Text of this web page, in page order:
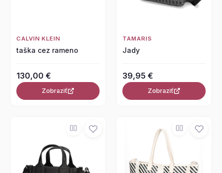
CALVIN KLEIN
taška cez rameno
130,00 €
Zobraziť
TAMARIS
Jady
39,95 €
Zobraziť